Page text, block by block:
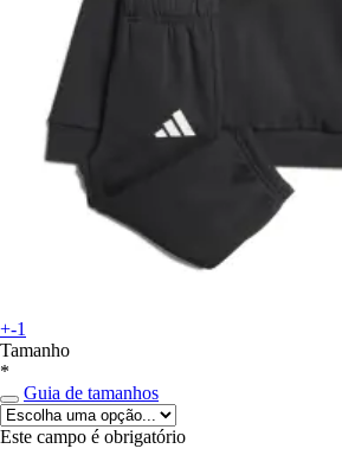
+-1
Tamanho
*
Guia de tamanhos
Este campo é obrigatório